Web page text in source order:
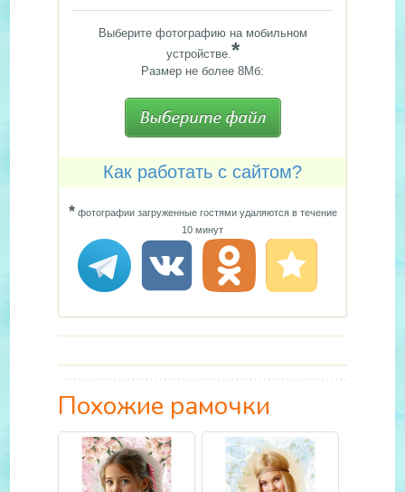
Выберите фотографию на мобильном
устройстве.*
Размер не более 8Мб:
Как работать с сайтом?
*фотографии загруженные гостями удаляются в течение
10 минут
Похожие рамочки